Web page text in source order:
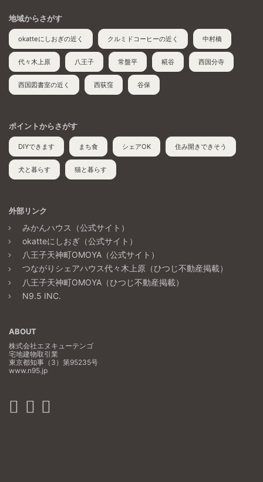
地域からさがす
okatteにしおぎの近く クルミドコーヒーの近く 中村橋
代々木上原 八王子 常盤平 糀谷 西国分寺
西国図書室の近く 西荻窪 谷保
ポイントからさがす
DIYできます まち食 シェアOK 住み開きできそう
犬と暮らす 猫と暮らす
外部リンク
みかんハウス（公式サイト）
okatteにしおぎ（公式サイト）
八王子天神町OMOYA（公式サイト）
つながりシェアハウス代々木上原（ひつじ不動産掲載）
八王子天神町OMOYA（ひつじ不動産掲載）
N9.5 INC.
ABOUT
株式会社エヌキューテンゴ
宅地建物取引業
東京都知事（3）第95235号
www.n95.jp